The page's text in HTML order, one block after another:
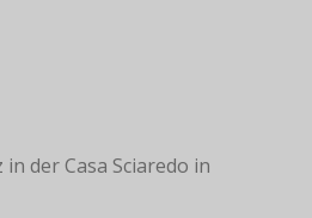
der Casa Sciaredo in